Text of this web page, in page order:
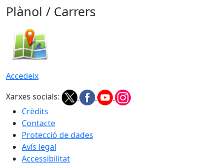
Plànol / Carrers
Accedeix
Xarxes socials:
Crèdits
Contacte
Protecció de dades
Avís legal
Accessibilitat